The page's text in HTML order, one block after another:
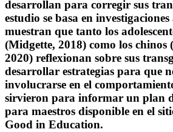
desarrollan para corregir sus
estudio se basa en
muestran que tanto los
(Midgette, 2018) como los
2020) reflexionan sobre sus
desarrollar estrategias para que
involucrarse en el
sirvieron para informar un plan
para maestros disponible en el
Good in Education.